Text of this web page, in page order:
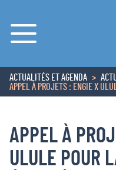
Menu
ACCUEIL
ACTUALITÉS ET AGENDA
APPEL À PROJETS : ENGIE X
APPEL À
ULULE POUR